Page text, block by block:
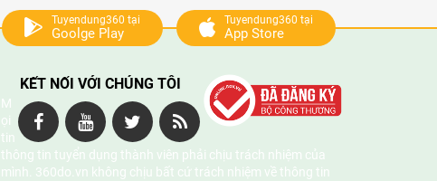
Tuyendung360 tại
Goolge Play
Tuyendung360 tại
App Store
KẾT NỐI VỚI CHÚNG TÔI
M
ọi
tin
thông tin tuyển dụng thành viên phải chịu trách nhiệm của
mình. 360do.vn không chịu bất cứ trách nhiệm về thông tin